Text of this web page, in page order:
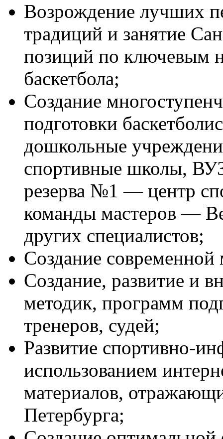
Возрождение лучших
традиций и занятие
позиций по ключевым
баскетбола;
Создание
подготовки
дошкольные
спортивные школы,
резерва №1 — центр
команды мастеров —
других специалистов;
Создание современной
Создание, развитие и
методик, программ
тренеров, судей;
Развитие спортивно-
использованием
материалов,
Петербурга;